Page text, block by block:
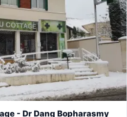
- Dr Dang Bopharasmy